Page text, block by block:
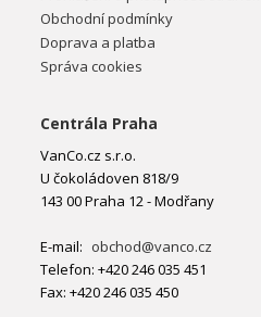
Obchodní podmínky
Doprava a platba
Správa cookies
Centrála Praha
VanCo.cz s.r.o.
U čokoládoven 818/9
143 00 Praha 12 - Modřany
E-mail: obchod@vanco.cz
Telefon: +420 246 035 451
Fax: +420 246 035 450